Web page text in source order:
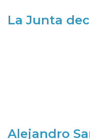
La Junta
Alejandro